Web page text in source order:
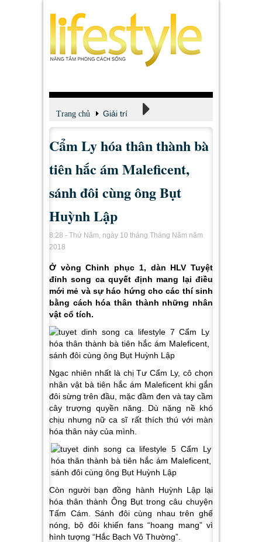
Trang chủ Giải trí
Xem - Nghe - Đọc
Cẩm Ly hóa thân thành bà
tiên hắc ám Maleficent,
sánh đôi cùng ông Bụt
Huỳnh Lập
8:28 - Thứ Năm, ngày 10 tháng Tháng Năm năm
2018
Ở vòng Chinh phục 1, dàn HLV Tuyệt
đỉnh song ca quyết định mang lại điều
mới mẻ và sự háo hứng cho các thí sinh
bằng cách hóa thân thành những nhân
vật cổ tích.
Ngạc nhiên nhất là chị Tư Cẩm Ly, cô chọn
nhân vật bà tiên hắc ám Maleficent khi gắn
đôi sừng trên đầu, mặc đầm đen và tay cầm
cây trượng quyền năng. Dù nặng nề khó
chịu nhưng nữ ca sĩ rất thích thú với màn
hóa thân này của mình.
Còn người bạn đồng hành Huỳnh Lập lại
hóa thân thành Ông Bụt trong câu chuyện
Tấm Cám. Sánh đôi cùng nhau trên ghế
nóng, bộ đôi khiến fans “hoang mang” vì
hình tượng “Hắc Bạch Vô Thường”.